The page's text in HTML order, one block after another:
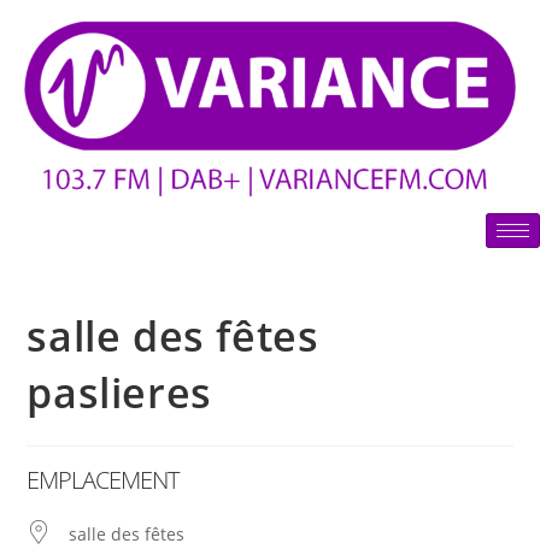
salle des fêtes
paslieres
EMPLACEMENT
salle des fêtes